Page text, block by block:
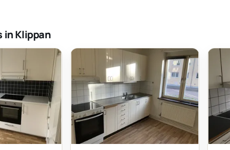
in Klippan